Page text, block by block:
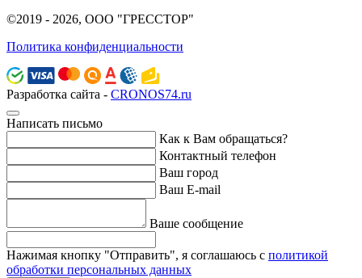
©2019 - 2026, ООО "ГРЕССТОР"
Политика конфиденциальности
Разработка сайта - CRONOS74.ru
Написать письмо
Как к Вам обращаться?
Контактный телефон
Ваш город
Ваш E-mail
Ваше сообщение
Нажимая кнопку "Отправить", я соглашаюсь с политикой
обработки персональных данных